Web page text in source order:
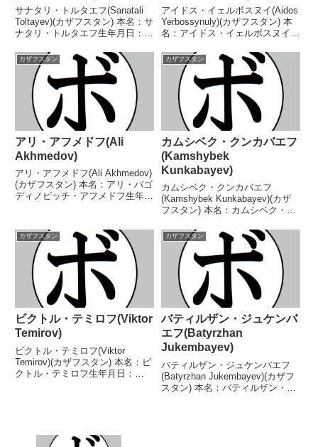
サナタリ・トルタエフ(Sanatali
Toltayev)(カザフスタン) 本名：サ
ナタリ・トルタエフ生年月日：
ン戦績：5戦4勝(2KO)1敗 【獲得
タイトル】2015年アジアジュニ
ア選手権バンタム級優勝...
アイドス・イェルボスヌイ(Aidos
Yerbossynuly)(カザフスタン) 本
名：アイドス・イェルボスヌイ生
カザフスタン戦績：17戦16勝
(11KO)1敗 【獲得タイトル】
WBCアジア(ABCO)コ...
カザフスタン
アリ・アフメドフ(Ali
Akhmedov)
アリ・アフメドフ(Ali Akhmedov)
(カザフスタン) 本名：アリ・バゴ
ディノビッチ・アフメドフ生年月
敗 【獲得タイトル】NABF北米ラ
イトヘビー級ジュニア王座...
カザフスタン
カムシベク・クンカバエフ
(Kamshybek
Kunkabayev)
カムシベク・クンカバエフ
(Kamshybek Kunkabayev)(カザ
フスタン) 本名：カムシベク・ビ
年月日：1991年11月18日国籍：
カザフスタン戦績：5戦5勝
(4KO) 【獲得タイトル】WBOア
ジアパ...
カザフスタン
ビクトル・テミロフ(Viktor
Temirov)
ビクトル・テミロフ(Viktor
Temirov)(カザフスタン) 本名：ビ
クトル・テミロフ生年月日：
カザフスタン
バティルザン・ジュケンバ
エフ(Batyrzhan
Jukembayev)
バティルザン・ジュケンバエフ
(Batyrzhan Jukembayev)(カザフ
スタン) 本名：バティルザン・ジ